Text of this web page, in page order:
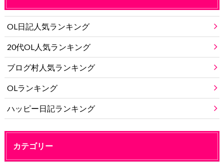
OL日記人気ランキング
20代OL人気ランキング
ブログ村人気ランキング
OLランキング
ハッピー日記ランキング
カテゴリー